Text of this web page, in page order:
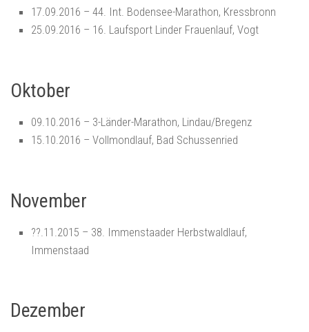
17.09.2016 – 44. Int. Bodensee-Marathon, Kressbronn
25.09.2016 – 16. Laufsport Linder Frauenlauf, Vogt
Oktober
09.10.2016 – 3-Länder-Marathon, Lindau/Bregenz
15.10.2016 – Vollmondlauf, Bad Schussenried
November
??.11.2015 – 38. Immenstaader Herbstwaldlauf,
Immenstaad
Dezember